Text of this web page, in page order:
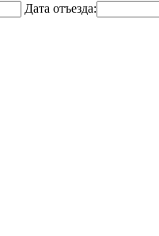
Дата отъезда: